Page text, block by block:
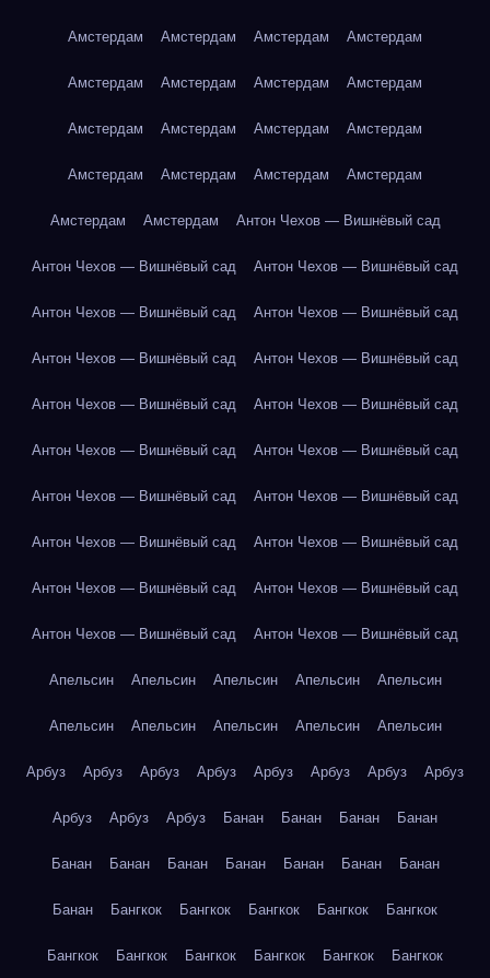
Амстердам Амстердам Амстердам Амстердам
Амстердам Амстердам Амстердам Амстердам
Амстердам Амстердам Амстердам Амстердам
Амстердам Амстердам Амстердам Амстердам
Амстердам Амстердам Антон Чехов — Вишнёвый сад
Антон Чехов — Вишнёвый сад Антон Чехов — Вишнёвый сад
Антон Чехов — Вишнёвый сад Антон Чехов — Вишнёвый сад
Антон Чехов — Вишнёвый сад Антон Чехов — Вишнёвый сад
Антон Чехов — Вишнёвый сад Антон Чехов — Вишнёвый сад
Антон Чехов — Вишнёвый сад Антон Чехов — Вишнёвый сад
Антон Чехов — Вишнёвый сад Антон Чехов — Вишнёвый сад
Антон Чехов — Вишнёвый сад Антон Чехов — Вишнёвый сад
Антон Чехов — Вишнёвый сад Антон Чехов — Вишнёвый сад
Антон Чехов — Вишнёвый сад Антон Чехов — Вишнёвый сад
Апельсин Апельсин Апельсин Апельсин Апельсин
Апельсин Апельсин Апельсин Апельсин Апельсин
Арбуз Арбуз Арбуз Арбуз Арбуз Арбуз Арбуз Арбуз
Арбуз Арбуз Арбуз Банан Банан Банан Банан
Банан Банан Банан Банан Банан Банан Банан
Банан Бангкок Бангкок Бангкок Бангкок Бангкок
Бангкок Бангкок Бангкок Бангкок Бангкок Бангкок